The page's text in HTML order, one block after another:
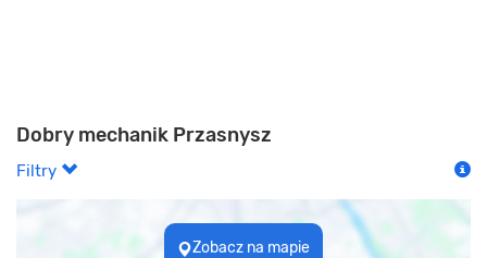
Dobry mechanik Przasnysz
Filtry
Zobacz na mapie